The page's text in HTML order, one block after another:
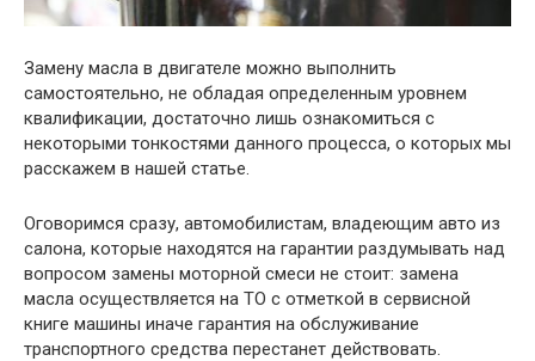
Замену масла в двигателе можно выполнить
самостоятельно, не обладая определенным уровнем
квалификации, достаточно лишь ознакомиться с
некоторыми тонкостями данного процесса, о которых мы
расскажем в нашей статье.
Оговоримся сразу, автомобилистам, владеющим авто из
салона, которые находятся на гарантии раздумывать над
вопросом замены моторной смеси не стоит: замена
масла осуществляется на ТО с отметкой в сервисной
книге машины иначе гарантия на обслуживание
транспортного средства перестанет действовать.